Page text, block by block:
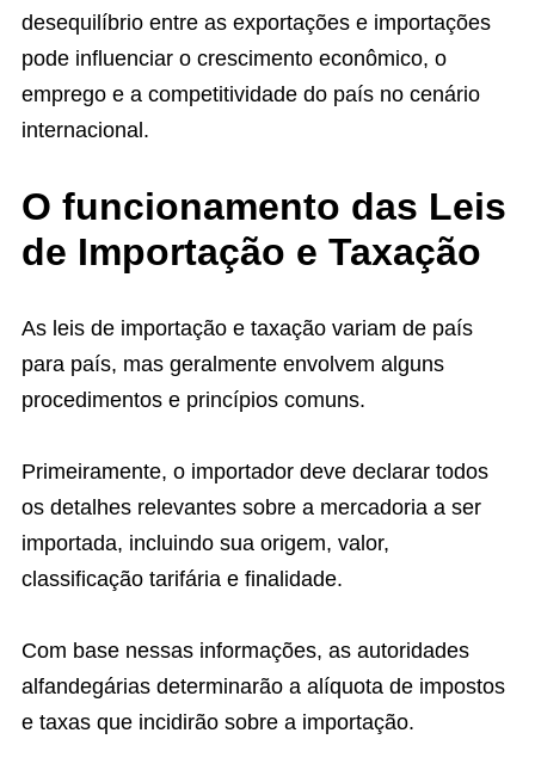
desequilíbrio entre as exportações e importações
pode influenciar o crescimento econômico, o
emprego e a competitividade do país no cenário
internacional.
O funcionamento das Leis
de Importação e Taxação
As leis de importação e taxação variam de país
para país, mas geralmente envolvem alguns
procedimentos e princípios comuns.
Primeiramente, o importador deve declarar todos
os detalhes relevantes sobre a mercadoria a ser
importada, incluindo sua origem, valor,
classificação tarifária e finalidade.
Com base nessas informações, as autoridades
alfandegárias determinarão a alíquota de impostos
e taxas que incidirão sobre a importação.